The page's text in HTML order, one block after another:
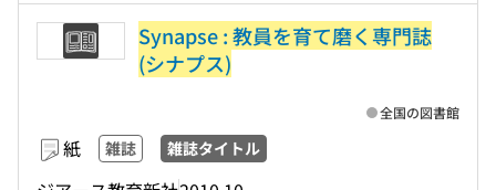
Synapse : 教員を育て磨く専門誌
(シナプス)
紙 雑誌 雑誌タイトル
全国の図書館